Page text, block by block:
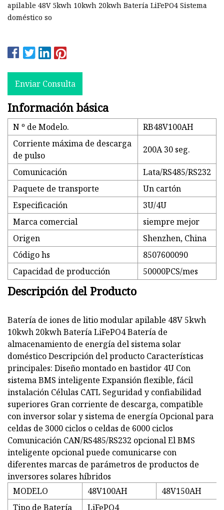
apilable 48V 5kwh 10kwh 20kwh Batería LiFePO4 Sistema
doméstico so
Enviar Consulta
Información básica
N º de Modelo.
RB48V100AH
Corriente máxima de descarga
de pulso
200A 30 seg.
Comunicación
Lata/RS485/RS232
Paquete de transporte
Un cartón
Especificación
3U/4U
Marca comercial
siempre mejor
Origen
Shenzhen, China
Código hs
8507600090
Capacidad de producción
50000PCS/mes
Descripción del Producto
Batería de iones de litio modular apilable 48V 5kwh
10kwh 20kwh Batería LiFePO4 Batería de
almacenamiento de energía del sistema solar
doméstico Descripción del producto Características
principales: Diseño montado en bastidor 4U Con
sistema BMS inteligente Expansión flexible, fácil
instalación Células CATL Seguridad y confiabilidad
superiores Gran corriente de descarga, compatible
con inversor solar y sistema de energía Opcional para
celdas de 3000 ciclos o celdas de 6000 ciclos
Comunicación CAN/RS485/RS232 opcional El BMS
inteligente opcional puede comunicarse con
diferentes marcas de parámetros de productos de
inversores solares híbridos
MODELO
48V100AH
48V150AH
Tipo de Batería
LiFePO4